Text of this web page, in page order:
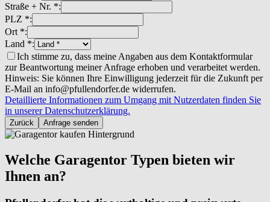
Straße + Nr. *:
PLZ *:
Ort *:
Land *:
Ich stimme zu, dass meine Angaben aus dem Kontaktformular
zur Beantwortung meiner Anfrage erhoben und verarbeitet werden.
Hinweis: Sie können Ihre Einwilligung jederzeit für die Zukunft per
E-Mail an info@pfullendorfer.de widerrufen.
Detaillierte Informationen zum Umgang mit Nutzerdaten finden Sie
in unserer Datenschutzerklärung.
Zurück Anfrage senden
Welche Garagentor Typen bieten wir
Ihnen an?